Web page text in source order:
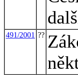
491/2001 ??